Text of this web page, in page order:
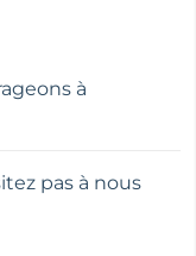
à
pas à nous